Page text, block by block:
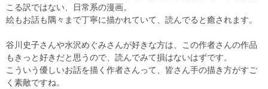
こる訳ではない、日常系の漫画。
絵もお話も隅々まで丁寧に描かれていて、読んでると癒されます。
谷川史子さんや水沢めぐみさんが好きな方は、この作者さんの作品
もきっと好きだと思うので、読んでみて損はないはずです。
こういう優しいお話を描く作者さんって、皆さん手の描き方がすご
く素敵ですね。